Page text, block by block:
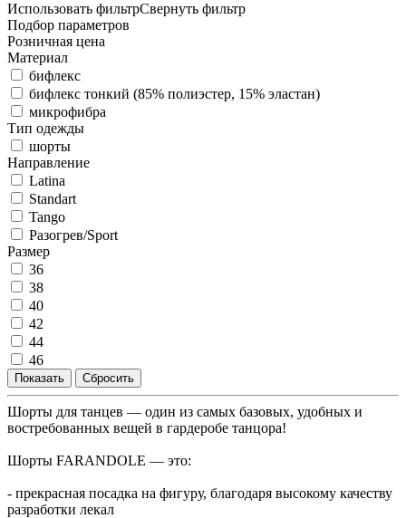
Использовать фильтрСвернуть фильтр
Подбор параметров
Розничная цена
Материал
бифлекс
бифлекс тонкий (85% полиэстер, 15% эластан)
микрофибра
Тип одежды
шорты
Направление
Latina
Standart
Tango
Разогрев/Sport
Размер
36
38
40
42
44
46
Шорты для танцев — один из самых базовых, удобных и
востребованных вещей в гардеробе танцора!
Шорты FARANDOLE — это:
- прекрасная посадка на фигуру, благодаря высокому качеству
разработки лекал